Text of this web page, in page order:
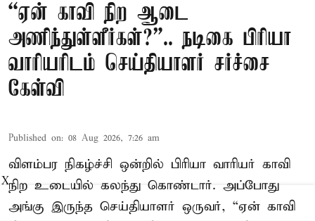
“ஏன் காவி நிற ஆடை
அணிந்துள்ளீர்கள்?”.. நடிகை பிரியா
வாரியரிடம் செய்தியாளர் சர்ச்சை
கேள்வி
Published on: 08 Aug 2026, 7:26 am
விளம்பர நிகழ்ச்சி ஒன்றில் பிரியா வாரியர் காவி
நிற உடையில் கலந்து கொண்டார். அப்போது
அங்கு இருந்த செய்தியாளர் ஒருவர், “ஏன் காவி
X